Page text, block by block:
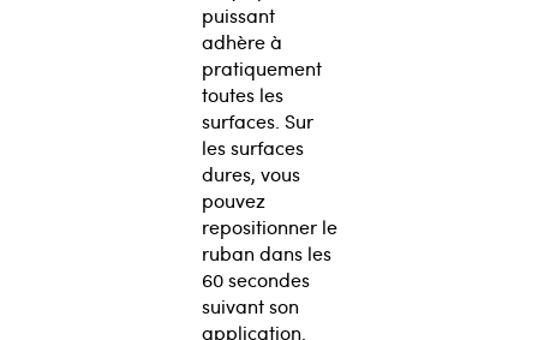
puissant
adhère à
pratiquement
toutes les
surfaces. Sur
les surfaces
dures, vous
pouvez
repositionner le
ruban dans les
60 secondes
suivant son
application.